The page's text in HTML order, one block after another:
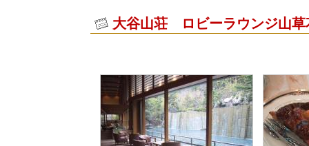
大谷山荘 ロビーラウンジ山